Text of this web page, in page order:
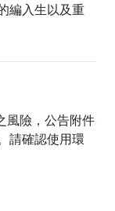
編入生以及重
風險，公告附件
請確認使用環